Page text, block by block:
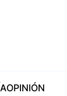
OPINIÓN